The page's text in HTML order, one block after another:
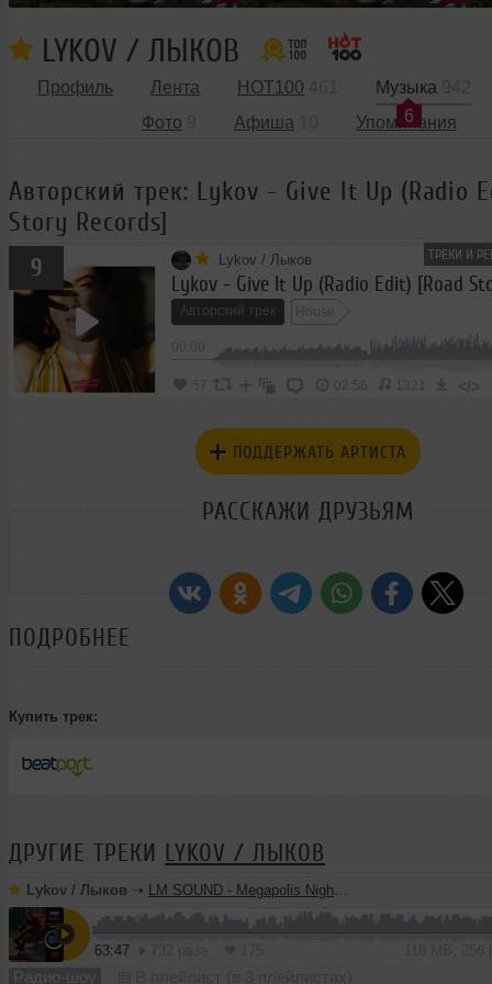
LYKOV / ЛЫКОВ
Профиль Лента HOT100
Музыка
6
Фото
Афиша Упоминания
Авторский трек: Lykov - Give It Up (Radio
Story Records]
ТРЕКИ И
9 Lykov / Лыков
Lykov - Give It Up (Radio Edit) [Road
Авторский трек House
57 02:56 1321 </>
ПОДДЕРЖАТЬ АРТИСТА
РАССКАЖИ ДРУЗЬЯМ
ПОДРОБНЕЕ
Купить трек:
ДРУГИЕ ТРЕКИ LYKOV / ЛЫКОВ
Lykov / Лыков ➝ LM SOUND - Megapolis Night 28.07.2026
63:47
Радио-шоу